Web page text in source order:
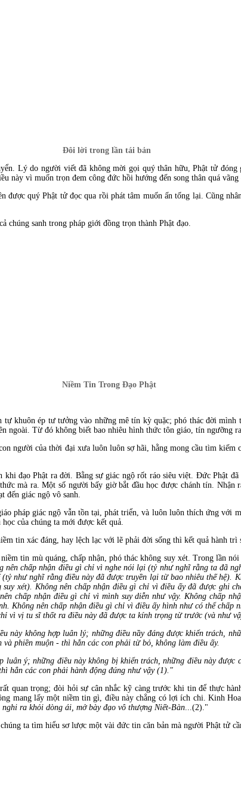
Đôi lời trong lần tái bản
Lý do người viết đã không mời gọi quý thân hữu, Phật tử
này vì muốn trọn đem công đức hồi hướng đến song thân quá vãng
được quý Phật tử đọc qua rồi phát tâm muốn ấn tống lại. Cũng
chúng sanh trong pháp giới đồng trọn thành Phật đạo.
Niềm Tin Trong Đạo Phật
tự khuôn ép tư tưởng vào những mê tín kỳ quặc; phó thác đời
ngoài. Từ đó không biết bao nhiêu hình thức tôn giáo, tín ngưỡng
người của thời đại xưa luôn luôn sợ hãi, hằng mong cầu tìm kiếm
đạo Phật ra đời. Bằng sự giác ngộ rốt ráo siêu việt. Đức Phật
mà ra. Một số người bấy giờ bắt đầu học được chánh tín. Nhận
đến giác ngộ vô sanh.
pháp giác ngộ vẫn tồn tại, phát triển, và luôn luôn thích ứng với
của chúng ta mới được kết quả.
tin xác đáng, hay lệch lạc với lẽ phải đời sống thì kết quả hành trì
tin mù quáng, chấp nhận, phó thác không suy xét. Trong lần
nên chấp nhận điều gì chỉ vì nghe nói lại (tỷ như nghĩ rằng ta đã
như nghĩ rằng điều này đã được truyền lại từ bao nhiêu thế hệ).
xét). Không nên chấp nhận điều gì chỉ vì điều ấy đã được ghi
chấp nhận điều gì chỉ vì mình suy diễn như vậy. Không chấp
Không nên chấp nhận điều gì chỉ vì điều ấy hình như có thể chấp
vì vị tu sĩ thốt ra điều này đã được ta kính trọng từ trước (và như
này không hợp luân lý; những điều nầy đáng được khiển trách,
phiền muộn - thì hẳn các con phải từ bỏ, không làm điều ấy.
luân ý; những điều này không bị khiển trách, những điều này được
hẳn các con phải hành động đúng như vậy (1)."
quan trọng; đòi hỏi sự cân nhắc kỹ càng trước khi tin để thực
mang lấy một niềm tin gì, điều này chẳng có lợi ích chi. Kinh
ra khỏi dòng ái, mở bày đạo vô thượng Niết-Bàn...(2)."
ta tìm hiểu sơ lược một vài đức tin căn bản mà người Phật tử